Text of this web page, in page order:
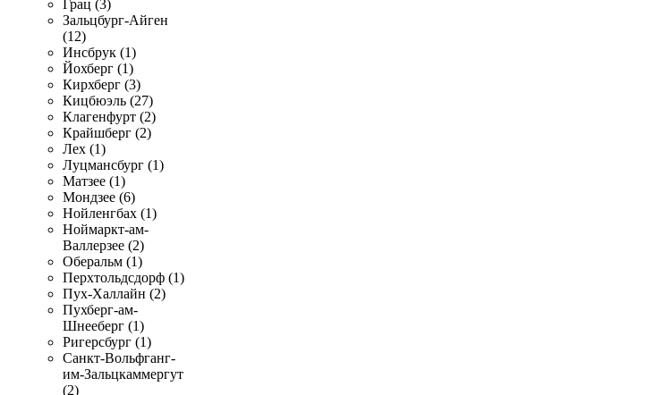
Грац (3)
Зальцбург-Айген
(12)
Инсбрук (1)
Йохберг (1)
Кирхберг (3)
Кицбюэль (27)
Клагенфурт (2)
Крайшберг (2)
Лех (1)
Луцмансбург (1)
Матзее (1)
Мондзее (6)
Нойленгбах (1)
Ноймаркт-ам-
Валлерзее (2)
Оберальм (1)
Перхтольдсдорф (1)
Пух-Халлайн (2)
Пухберг-ам-
Шнееберг (1)
Ригерсбург (1)
Санкт-Вольфганг-
им-Зальцкаммергут
(2)